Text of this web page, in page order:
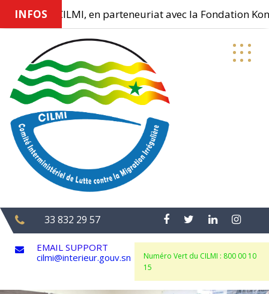
INFOSLe CILMI, en parteneuriat avec la Fondation
content
33 832 29 57
EMAIL SUPPORT
cilmi@interieur.gouv.sn
Numéro Vert du CILMI : 800 00 10
15